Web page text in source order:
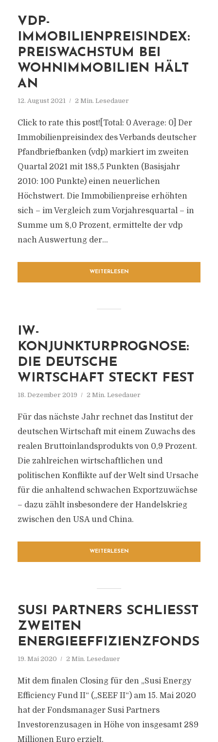
VDP-
IMMOBILIENPREISINDEX:
PREISWACHSTUM BEI
WOHNIMMOBILIEN HÄLT
AN
12. August 2021 2 Min. Lesedauer
Click to rate this post![Total: 0 Average: 0] Der
Immobilienpreisindex des Verbands deutscher
Pfandbriefbanken (vdp) markiert im zweiten
Quartal 2021 mit 188,5 Punkten (Basisjahr
2010: 100 Punkte) einen neuerlichen
Höchstwert. Die Immobilienpreise erhöhten
sich – im Vergleich zum Vorjahresquartal – in
Summe um 8,0 Prozent, ermittelte der vdp
nach Auswertung der...
WEITERLESEN
IW-
KONJUNKTURPROGNOSE:
DIE DEUTSCHE
WIRTSCHAFT STECKT FEST
18. Dezember 2019 2 Min. Lesedauer
Für das nächste Jahr rechnet das Institut der
deutschen Wirtschaft mit einem Zuwachs des
realen Bruttoinlandsprodukts von 0,9 Prozent.
Die zahlreichen wirtschaftlichen und
politischen Konflikte auf der Welt sind Ursache
für die anhaltend schwachen Exportzuwächse
– dazu zählt insbesondere der Handelskrieg
zwischen den USA und China.
WEITERLESEN
SUSI PARTNERS SCHLIESST Z
WEITEN E
NERGIEEFFIZIENZFONDS
19. Mai 2020 2 Min. Lesedauer
Mit dem finalen Closing für den „Susi Energy
Efficiency Fund II“ („SEEF II“) am 15. Mai 2020
hat der Fondsmanager Susi Partners
Investorenzusagen in Höhe von insgesamt 289
Millionen Euro erzielt.